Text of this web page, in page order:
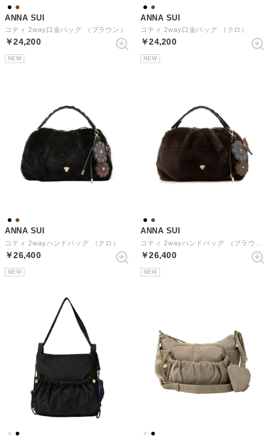
ANNA SUI
コティ 2way口金バッグ （ブラウン）
￥24,200
NEW
ANNA SUI
コティ 2way口金バッグ （クロ）
￥24,200
NEW
ANNA SUI
コティ 2wayハンドバッグ （クロ）
￥26,400
NEW
ANNA SUI
￥26,400
NEW